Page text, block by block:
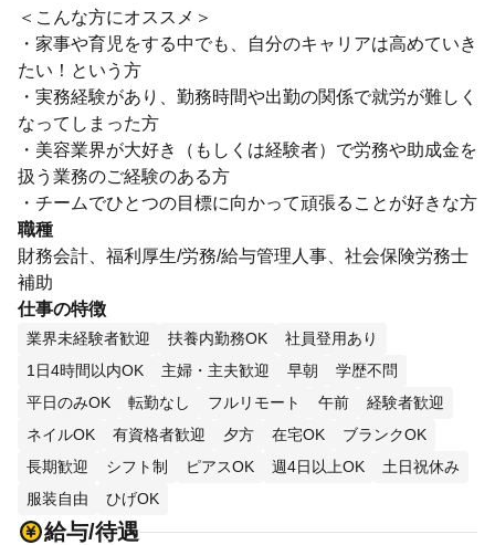
＜こんな方にオススメ＞
・家事や育児をする中でも、自分のキャリアは高めていき
たい！という方
・実務経験があり、勤務時間や出勤の関係で就労が難しく
なってしまった方
・美容業界が大好き（もしくは経験者）で労務や助成金を
扱う業務のご経験のある方
・チームでひとつの目標に向かって頑張ることが好きな方
職種
財務会計、福利厚生/労務/給与管理人事、社会保険労務士
補助
仕事の特徴
業界未経験者歓迎 扶養内勤務OK
社員登用あり
1日4時間以内OK
主婦・主夫歓迎 早朝
学歴不問
平日のみOK
転勤なし フルリモート 午前
経験者歓迎
ネイルOK
有資格者歓迎 夕方 在宅OK
ブランクOK
長期歓迎
シフト制 ピアスOK 週4日以上OK
土日祝休み
服装自由
ひげOK
給与/待遇